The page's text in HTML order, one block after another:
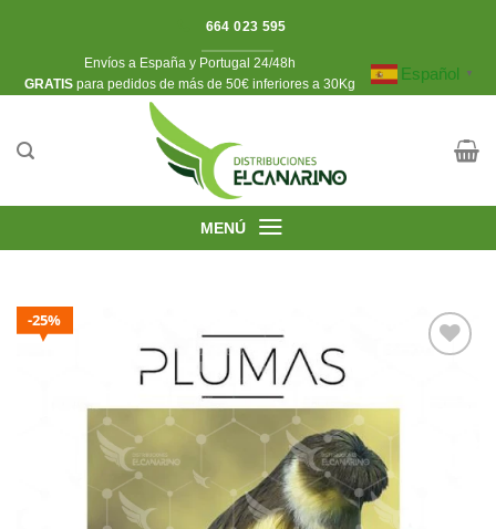
664 023 595
Envíos a España y Portugal 24/48h
​GRATIS para pedidos de más de 50€ inferiores a 30Kg
Español ▼
MENÚ
25%